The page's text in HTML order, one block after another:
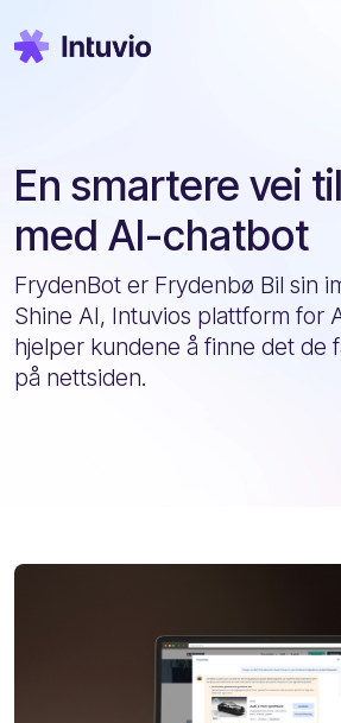
En smartere vei
med AI-chatbot
FrydenBot er Frydenbø Bil sin
Shine AI, Intuvios plattform for
hjelper kundene å finne det de
på nettsiden.